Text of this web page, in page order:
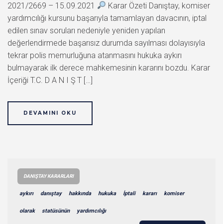
2021/2669 – 15.09.2021
Karar Özeti Danıştay, komiser
yardımcılığı kursunu başarıyla tamamlayan davacının, iptal
edilen sınav soruları nedeniyle yeniden yapılan
değerlendirmede başarısız durumda sayılması dolayısıyla
tekrar polis memurluğuna atanmasını hukuka aykırı
bulmayarak ilk derece mahkemesinin kararını bozdu. Karar
İçeriği T.C. D A N I Ş T […]
DEVAMINI OKU
DANIŞTAY KARARLARI
aykırı danıştay hakkında hukuka İptali kararı komiser
olarak statüsünün yardımcılığı